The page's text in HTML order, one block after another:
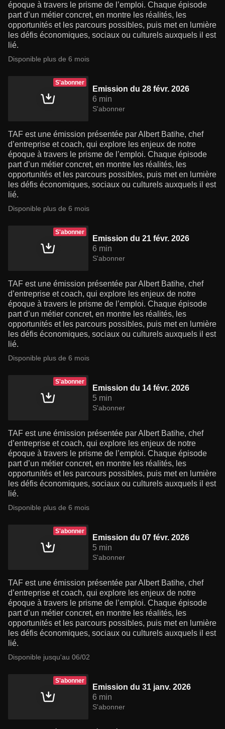
époque à travers le prisme de l’emploi. Chaque épisode
part d’un métier concret, en montre les réalités, les
opportunités et les parcours possibles, puis met en lumière
les défis économiques, sociaux ou culturels auxquels il est
lié.
Disponible plus de 6 mois
S'abonner
Emission du 28 févr. 2026
6 min
S'abonner
TAF est une émission présentée par Albert Batihe, chef
d’entreprise et coach, qui explore les enjeux de notre
époque à travers le prisme de l’emploi. Chaque épisode
part d’un métier concret, en montre les réalités, les
opportunités et les parcours possibles, puis met en lumière
les défis économiques, sociaux ou culturels auxquels il est
lié.
Disponible plus de 6 mois
S'abonner
Emission du 21 févr. 2026
6 min
S'abonner
TAF est une émission présentée par Albert Batihe, chef
d’entreprise et coach, qui explore les enjeux de notre
époque à travers le prisme de l’emploi. Chaque épisode
part d’un métier concret, en montre les réalités, les
opportunités et les parcours possibles, puis met en lumière
les défis économiques, sociaux ou culturels auxquels il est
lié.
Disponible plus de 6 mois
S'abonner
Emission du 14 févr. 2026
5 min
S'abonner
TAF est une émission présentée par Albert Batihe, chef
d’entreprise et coach, qui explore les enjeux de notre
époque à travers le prisme de l’emploi. Chaque épisode
part d’un métier concret, en montre les réalités, les
opportunités et les parcours possibles, puis met en lumière
les défis économiques, sociaux ou culturels auxquels il est
lié.
Disponible plus de 6 mois
S'abonner
Emission du 07 févr. 2026
5 min
S'abonner
TAF est une émission présentée par Albert Batihe, chef
d’entreprise et coach, qui explore les enjeux de notre
époque à travers le prisme de l’emploi. Chaque épisode
part d’un métier concret, en montre les réalités, les
opportunités et les parcours possibles, puis met en lumière
les défis économiques, sociaux ou culturels auxquels il est
lié.
Disponible jusqu'au 06/02
S'abonner
Emission du 31 janv. 2026
6 min
S'abonner